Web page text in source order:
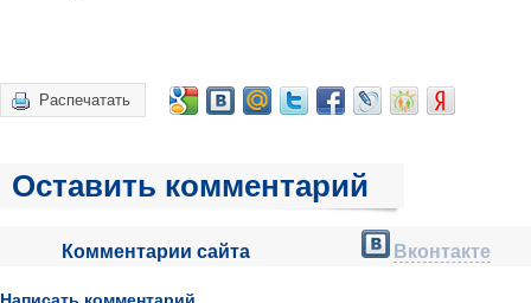
Распечатать
Оставить комментарий
Комментарии сайта Вконтакте